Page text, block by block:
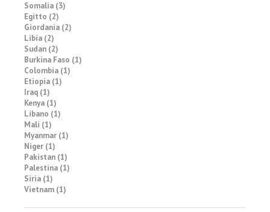
Somalia (3)
Egitto (2)
Giordania (2)
Libia (2)
Sudan (2)
Burkina Faso (1)
Colombia (1)
Etiopia (1)
Iraq (1)
Kenya (1)
Libano (1)
Mali (1)
Myanmar (1)
Niger (1)
Pakistan (1)
Palestina (1)
Siria (1)
Vietnam (1)